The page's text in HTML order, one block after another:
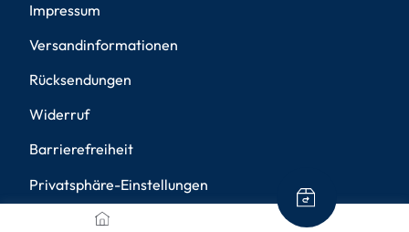
Impressum
Versandinformationen
Rücksendungen
Widerruf
Barrierefreiheit
Privatsphäre-Einstellungen